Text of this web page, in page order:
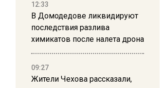
12:33
В Домодедове ликвидируют
последствия разлива
химикатов после налета дрона
09:27
Жители Чехова рассказали,